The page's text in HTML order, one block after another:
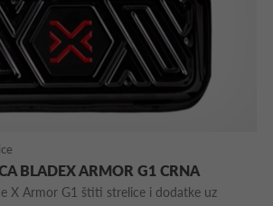
BLADEX ARMOR G1 CRNA
X Armor G1 štiti strelice i dodatke uz